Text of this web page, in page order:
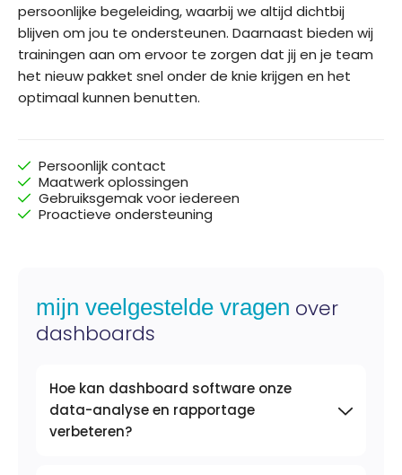
persoonlijke begeleiding, waarbij we altijd dichtbij
blijven om jou te ondersteunen. Daarnaast bieden wij
trainingen aan om ervoor te zorgen dat jij en je team
het nieuw pakket snel onder de knie krijgen en het
optimaal kunnen benutten.
Persoonlijk contact
Maatwerk oplossingen
Gebruiksgemak voor iedereen
Proactieve ondersteuning
mijn veelgestelde vragen over
dashboards
Hoe kan dashboard software onze
data-analyse en rapportage
verbeteren?